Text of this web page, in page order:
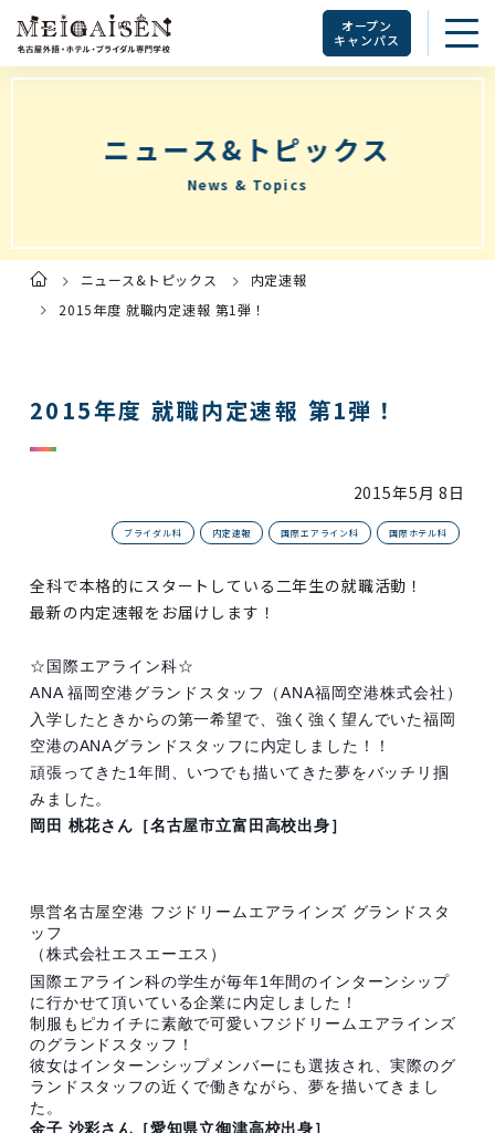
オープン
キャンパス
ニュース&トピックス
News & Topics
ト
プ
ペ
ニュース&トピックス
内定速報
2015年度 就職内定速報 第1弾！
2015年度 就職内定速報 第1弾！
2015年5月 8日
ブライダル科 内定速報 国際エアライン科 国際ホテル科
全科で本格的にスタートしている二年生の就職活動！
最新の内定速報をお届けします！
☆国際エアライン科☆
ANA 福岡空港グランドスタッフ （ANA福岡空港株式会社）
入学したときからの第一希望で、強く強く望んでいた福岡
空港のANAグランドスタッフに内定しました！！
頑張ってきた1年間、いつでも描いてきた夢をバッチリ掴
みました。
岡田 桃花さん［名古屋市立富田高校出身］
県営名古屋空港 フジドリームエアラインズ グランドスタ
ッフ
（株式会社エスエーエス）
国際エアライン科の学生が毎年1年間のインターンシップ
に行かせて頂いている企業に内定しました！
制服もピカイチに素敵で可愛いフジドリームエアラインズ
のグランドスタッフ！
彼女はインターンシップメンバーにも選抜され、実際のグ
ランドスタッフの近くで働きながら、夢を描いてきまし
た。
金子 沙彩さん［愛知県立御津高校出身］